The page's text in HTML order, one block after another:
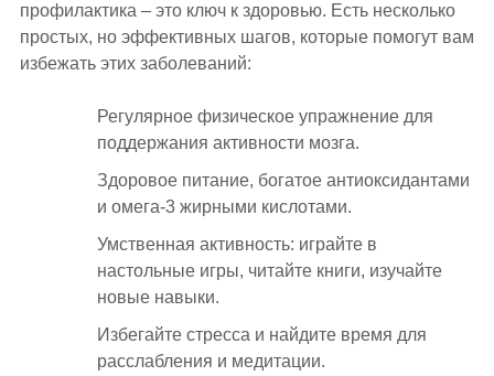
профилактика – это ключ к здоровью. Есть несколько
простых, но эффективных шагов, которые помогут вам
избежать этих заболеваний:
Регулярное физическое упражнение для
поддержания активности мозга.
Здоровое питание, богатое антиоксидантами
и омега-3 жирными кислотами.
Умственная активность: играйте в
настольные игры, читайте книги, изучайте
новые навыки.
Избегайте стресса и найдите время для
расслабления и медитации.